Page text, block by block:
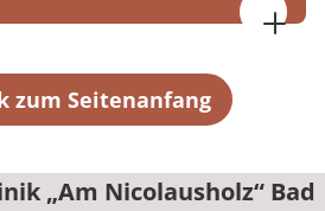
„Am Nicolausholz“ Bad Kösen
zum Seitenanfang
„Am Nicolausholz“ Bad